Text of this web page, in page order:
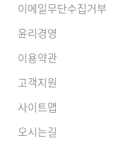
이메일무단수집거부
윤리경영
이용약관
고객지원
사이트맵
오시는길